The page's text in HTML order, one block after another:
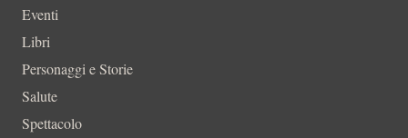
Eventi
Libri
Personaggi e Storie
Salute
Spettacolo